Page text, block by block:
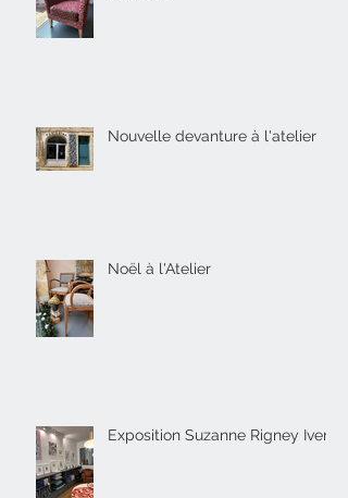
Nouvelle devanture à l'atelier
Noël à l'Atelier
Exposition Suzanne Rigney Ivens